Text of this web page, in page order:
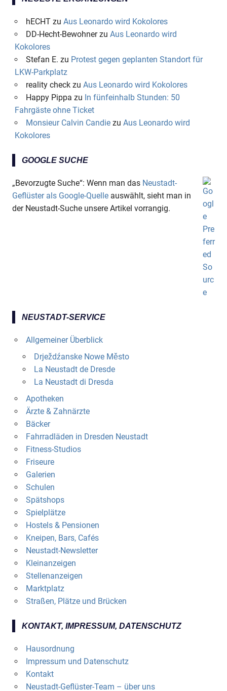
hECHTzu Aus Leonardo wird Kokolores
DD-Hecht-Bewohnerzu Aus Leonardo wird
Kokolores
Stefan E. zu Protest gegen geplanten Standort für
LKW-Parkplatz
reality checkzu Aus Leonardo wird Kokolores
Happy Pippa zu In fünfeinhalb Stunden: 50
Fahrgäste ohne Ticket
Monsieur Calvin Candiezu Aus Leonardo wird
Kokolores
GOOGLE SUCHE
„Bevorzugte Suche“: Wenn man das Neustadt-
Geflüster als Google-Quelle auswählt, sieht man in
der Neustadt-Suche unsere Artikel vorrangig.
NEUSTADT-SERVICE
Allgemeiner Überblick
Drježdźanske Nowe Město
La Neustadt de Dresde
La Neustadt di Dresda
Apotheken
Ärzte & Zahnärzte
Bäcker
Fahrradläden in Dresden Neustadt
Fitness-Studios
Friseure
Galerien
Schulen
Spätshops
Spielplätze
Hostels & Pensionen
Kneipen, Bars, Cafés
Neustadt-Newsletter
Kleinanzeigen
Stellenanzeigen
Marktplatz
Straßen, Plätze und Brücken
KONTAKT, IMPRESSUM, DATENSCHUTZ
Hausordnung
Impressum und Datenschutz
Kontakt
Neustadt-Geflüster-Team – über uns